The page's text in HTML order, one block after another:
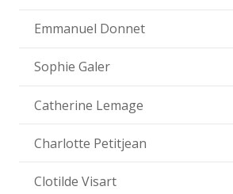
Emmanuel Donnet
Sophie Galer
Catherine Lemage
Charlotte Petitjean
Clotilde Visart